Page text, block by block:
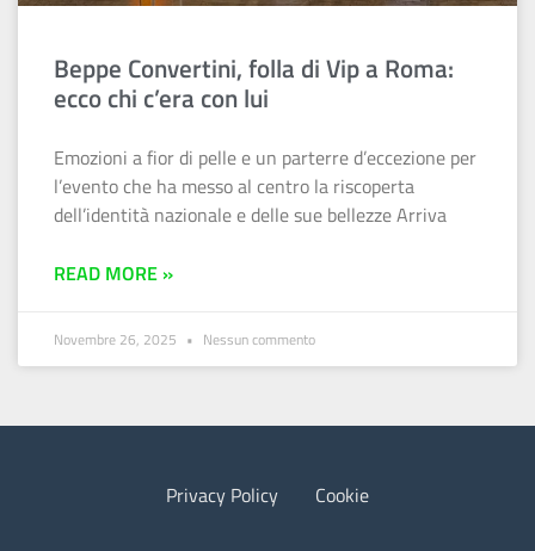
Beppe Convertini, folla di Vip a Roma:
ecco chi c’era con lui
Emozioni a fior di pelle e un parterre d’eccezione per
l’evento che ha messo al centro la riscoperta
dell’identità nazionale e delle sue bellezze Arriva
READ MORE »
Novembre 26, 2025 Nessun commento
Privacy Policy Cookie